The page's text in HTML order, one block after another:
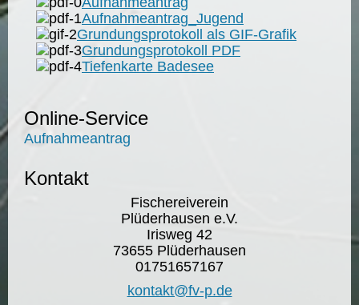
Aufnahmeantrag_Jugend
Grundungsprotokoll als GIF-Grafik
Grundungsprotokoll PDF
Tiefenkarte Badesee
Online-Service
Aufnahmeantrag
Kontakt
Fischereiverein
Plüderhausen e.V.
Irisweg 42
73655 Plüderhausen
01751657167
kontakt@fv-p.de